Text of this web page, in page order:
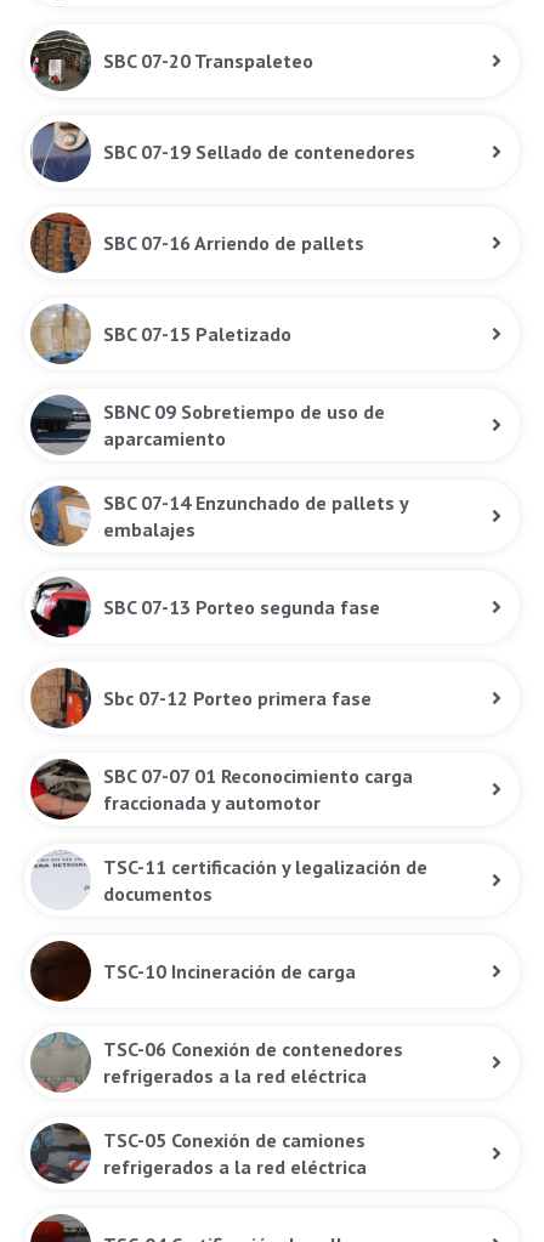
SBC 07-20 Transpaleteo
SBC 07-19 Sellado de contenedores
SBC 07-16 Arriendo de pallets
SBC 07-15 Paletizado
SBNC 09 Sobretiempo de uso de
aparcamiento
SBC 07-14 Enzunchado de pallets y
embalajes
SBC 07-13 Porteo segunda fase
Sbc 07-12 Porteo primera fase
SBC 07-07 01 Reconocimiento carga
fraccionada y automotor
TSC-11 certificación y legalización de
documentos
TSC-10 Incineración de carga
TSC-06 Conexión de contenedores
refrigerados a la red eléctrica
TSC-05 Conexión de camiones
refrigerados a la red eléctrica